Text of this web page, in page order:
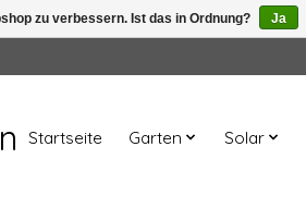
Startseite Garten Solar
zu verbessern. Ist das in Ordnung? Ja